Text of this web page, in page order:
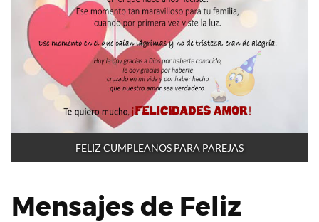
FELIZ CUMPLEAÑOS PARA PAREJAS
Mensajes de Feliz